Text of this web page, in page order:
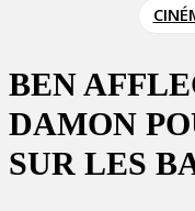
BEN
DAMON
SUR LES